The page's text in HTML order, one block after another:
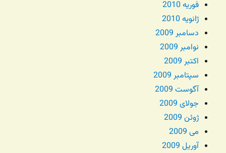
فوریه 2010
ژانویه 2010
دسامبر 2009
نوامبر 2009
اکتبر 2009
سپتامبر 2009
آگوست 2009
جولای 2009
ژوئن 2009
می 2009
آوریل 2009